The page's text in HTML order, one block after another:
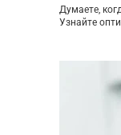
Думаете,
Узнайте